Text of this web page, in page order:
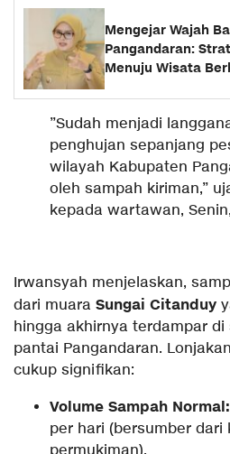
Mengejar Wajah
Pangandaran:
Menuju Wisata
​”Sudah menjadi
penghujan sepanjang
wilayah Kabupaten
oleh sampah kiriman,”
kepada wartawan,
​Irwansyah menjelaskan,
dari muara Sungai Citanduy
hingga akhirnya terdampar di
pantai Pangandaran.
cukup signifikan:
Volume Sampah Normal:
per hari (bersumber